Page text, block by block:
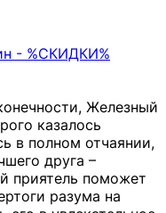
- %СКИДКИ%
Железный
казалось
в полном отчаянии,
друга –
приятель поможет
разума на